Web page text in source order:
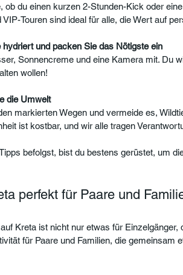
ob du einen kurzen 2-Stunden-Kick oder
VIP-Touren sind ideal für alle, die Wert auf
hydriert und packen Sie das Nötigste ein
Sonnencreme und eine Kamera mit. Du
wollen!
die Umwelt
markierten Wegen und vermeide es,
ist kostbar, und wir alle tragen
befolgst, bist du bestens gerüstet, um
perfekt für Paare und
Kreta ist nicht nur etwas für
für Paare und Familien, die gemeinsam